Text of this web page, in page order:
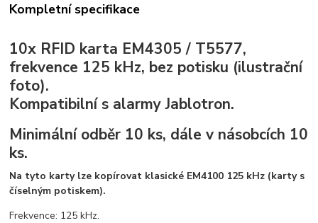
Kompletní specifikace
10x RFID karta EM4305 / T5577,
frekvence 125 kHz, bez potisku (ilustrační
foto).
Kompatibilní s alarmy Jablotron.
Minimální odběr 10 ks, dále v násobcích 10
ks.
Na tyto karty lze kopírovat klasické EM4100 125 kHz (karty s
číselným potiskem).
Frekvence: 125 kHz.